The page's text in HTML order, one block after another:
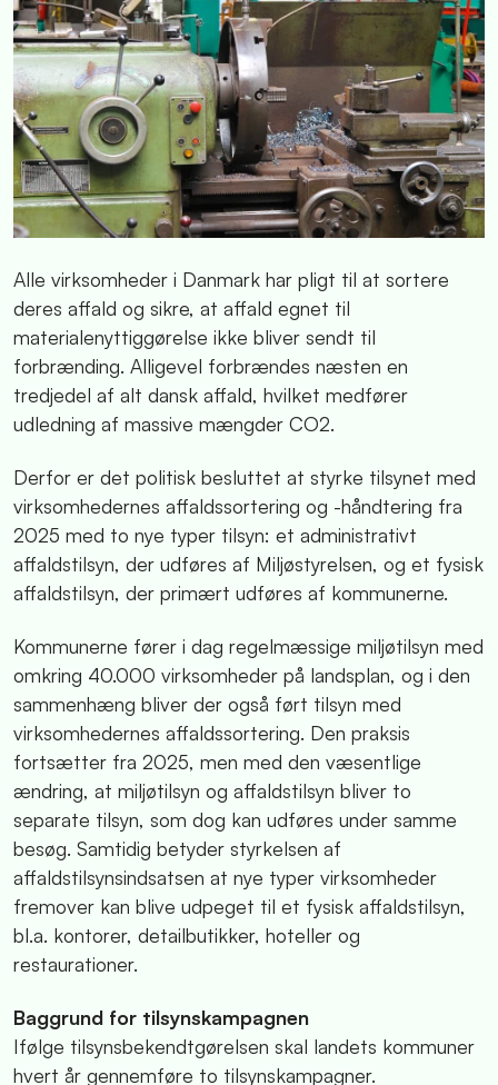
Alle virksomheder i Danmark har pligt til at sortere
deres affald og sikre, at affald egnet til
materialenyttiggørelse ikke bliver sendt til
forbrænding. Alligevel forbrændes næsten en
tredjedel af alt dansk affald, hvilket medfører
udledning af massive mængder CO2.
Derfor er det politisk besluttet at styrke tilsynet med
virksomhedernes affaldssortering og -håndtering fra
2025 med to nye typer tilsyn: et administrativt
affaldstilsyn, der udføres af Miljøstyrelsen, og et fysisk
affaldstilsyn, der primært udføres af kommunerne.
Kommunerne fører i dag regelmæssige miljøtilsyn med
omkring 40.000 virksomheder på landsplan, og i den
sammenhæng bliver der også ført tilsyn med
virksomhedernes affaldssortering. Den praksis
fortsætter fra 2025, men med den væsentlige
ændring, at miljøtilsyn og affaldstilsyn bliver to
separate tilsyn, som dog kan udføres under samme
besøg. Samtidig betyder styrkelsen af
affaldstilsynsindsatsen at nye typer virksomheder
fremover kan blive udpeget til et fysisk affaldstilsyn,
bl.a. kontorer, detailbutikker, hoteller og
restaurationer.
Baggrund for tilsynskampagnen
Ifølge tilsynsbekendtgørelsen skal landets kommuner
hvert år gennemføre to tilsynskampagner.